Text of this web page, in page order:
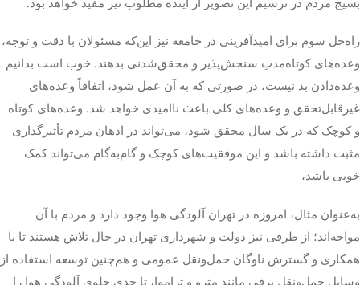
راه‌حل سوم برای امیدآفرینی در جامعه نیز این‌که مسئولان با دقت و توجه،
وعده‌های کوتاه‌مدتِ سنجش‌پذیر و محقق‌شدنی بدهند. خوب است بدانیم
وعده‌دادن بد نیست، در صورتی که به آن عمل شود، اتفاقاً وعده‌های
غیرقابل‌تحقق و وعده‌های کلی باعث ناامیدی خواهد شد. وعده‌های کوتاه
و کوچک که در یک سال محقق شود، می‌تواند در اذهان مردم تأثیرگذاری
مثبت داشته باشد و این موفقیت‌های کوچک و گام‌به‌گام می‌تواند کمک
خوبی باشد،
به‌عنوان مثال، امروزه در تهران آلودگی هوا وجود دارد و مردم با آن
مواجه‌اند؛ از طرفی نیز دولت و شهرداری تهران در حال تلاش هستند تا با
همکاری و گسترش ناوگان حمل‌ونقل عمومی و هم‌چنین توسعه استفاده از
وسایل حمل‌ونقل برقی مانند مترو و تراموا، تا حدی جلوی آلودگی هوا را